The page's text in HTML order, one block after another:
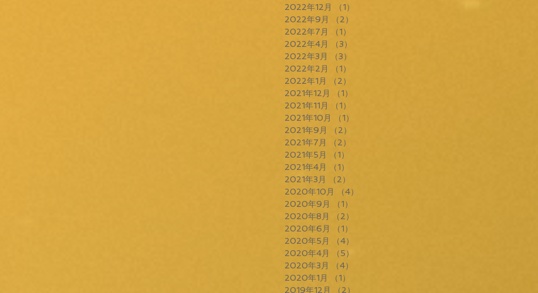
2022年12月
（1）
2022年9月
（2）
2022年7月
（1）
2022年4月
（3）
2022年3月
（3）
2022年2月
（1）
2022年1月
（2）
2021年12月
（1）
2021年11月
（1）
2021年10月
（1）
2021年9月
（2）
2021年7月
（2）
2021年5月
（1）
2021年4月
（1）
2021年3月
（2）
2020年10月
（4）
2020年9月
（1）
2020年8月
（2）
2020年6月
（1）
2020年5月
（4）
2020年4月
（5）
2020年3月
（4）
2020年1月
（1）
2019年12月
（2）